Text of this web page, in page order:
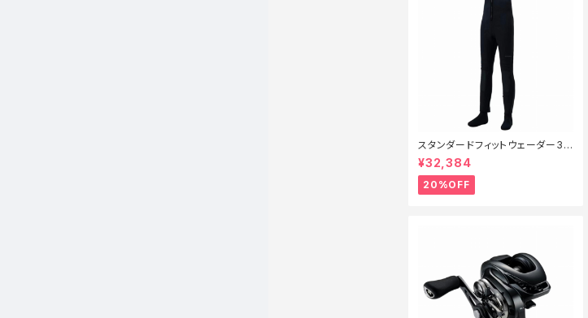
スタンダードフィットウェーダー3.
0FW−040X 黒 SB【特価装備】【2
0】
¥32,384
20%OFF